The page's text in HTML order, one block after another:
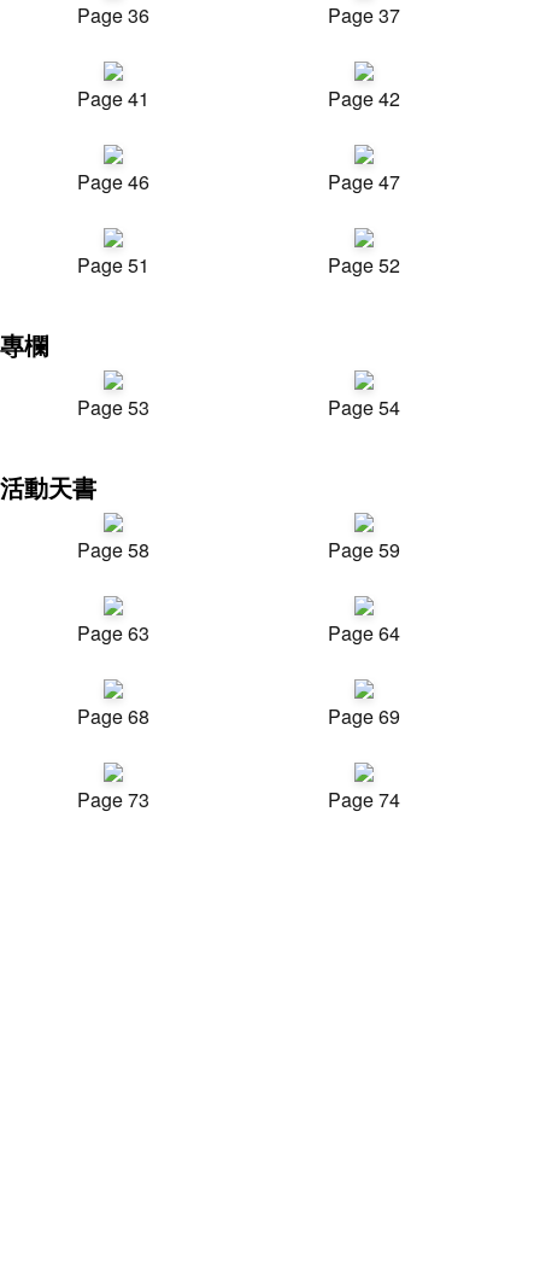
Page 36 Page 37
Page 41 Page 42
Page 46 Page 47
Page 51 Page 52
專欄
Page 53 Page 54
活動天書
Page 58 Page 59
Page 63 Page 64
Page 68 Page 69
Page 73 Page 74